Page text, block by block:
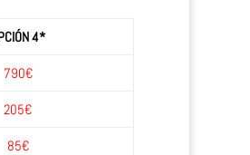
4*
790€
205€
85€